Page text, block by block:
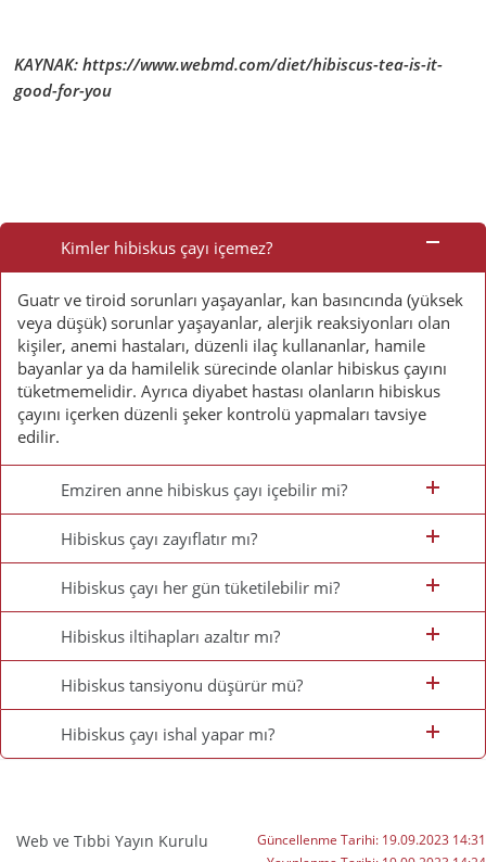
KAYNAK: https://www.webmd.com/diet/hibiscus-tea-is-it-
good-for-you
Sorulan
Sorular
Kimler hibiskus çayı içemez?
Guatr ve tiroid sorunları yaşayanlar, kan basıncında (yüksek
veya düşük) sorunlar yaşayanlar, alerjik reaksiyonları olan
kişiler, anemi hastaları, düzenli ilaç kullananlar, hamile
bayanlar ya da hamilelik sürecinde olanlar hibiskus çayını
tüketmemelidir. Ayrıca diyabet hastası olanların hibiskus
çayını içerken düzenli şeker kontrolü yapmaları tavsiye
edilir.
Emziren anne hibiskus çayı içebilir mi?
Hibiskus çayı zayıflatır mı?
Hibiskus çayı her gün tüketilebilir mi?
Hibiskus iltihapları azaltır mı?
Hibiskus tansiyonu düşürür mü?
Hibiskus çayı ishal yapar mı?
Web ve Tıbbi Yayın Kurulu Güncellenme Tarihi: 19.09.2023 14:31